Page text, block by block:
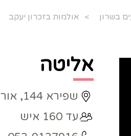
בשרון > אולמות בזכרון יעקב
אליטה
שפירא 144, אור עקיבא
עד 160 איש